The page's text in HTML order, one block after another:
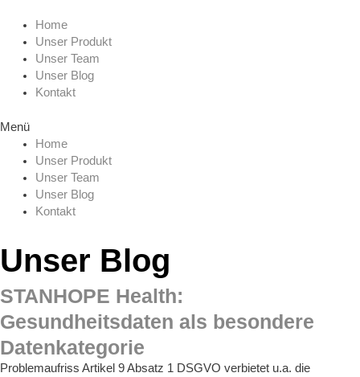
Inhalt
springen
Home
Unser Produkt
Unser Team
Unser Blog
Kontakt
Menü
Home
Unser Produkt
Unser Team
Unser Blog
Kontakt
Unser Blog
STANHOPE Health:
Gesundheitsdaten als besondere
Datenkategorie
Problemaufriss Artikel 9 Absatz 1 DSGVO verbietet u.a. die